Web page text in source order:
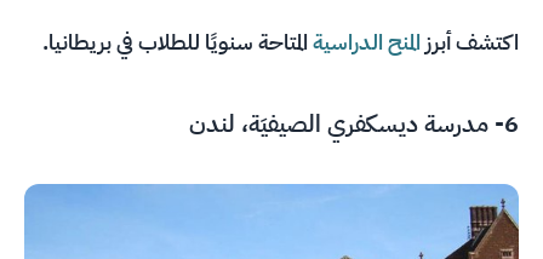
اكتشف أبرز المنح الدراسيةالمتاحة سنويًا للطلاب في بريطانيا.
6- مدرسة ديسكفري الصيفيَة، لندن